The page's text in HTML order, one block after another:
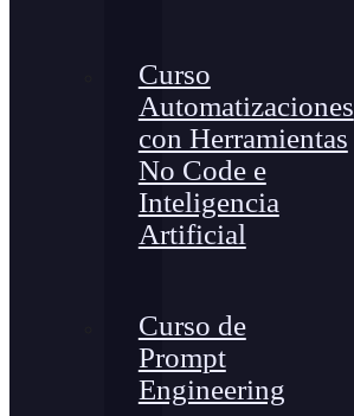
Curso
Automatizaciones
con Herramientas
No Code e
Inteligencia
Artificial
Curso de
Prompt
Engineering